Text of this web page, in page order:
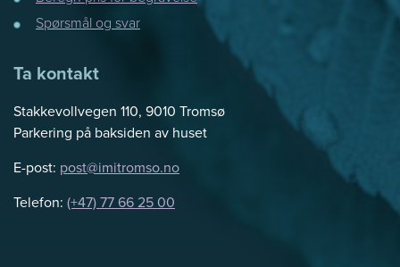
Spørsmål og svar
Ta kontakt
Stakkevollvegen 110, 9010 Tromsø
Parkering på baksiden av huset
E-post: post@imitromso.no
Telefon: (+47) 77 66 25 00